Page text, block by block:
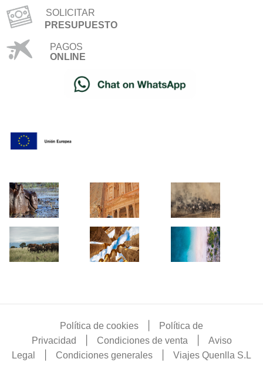
SOLICITAR
PRESUPUESTO
PAGOS
ONLINE
Política de cookies
Política de
Privacidad
Condiciones de venta|
Aviso
Legal
Condiciones generales Viajes Quenlla S.L